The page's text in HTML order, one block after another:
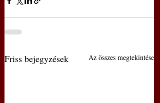
Friss bejegyzések Az összes megtekintése